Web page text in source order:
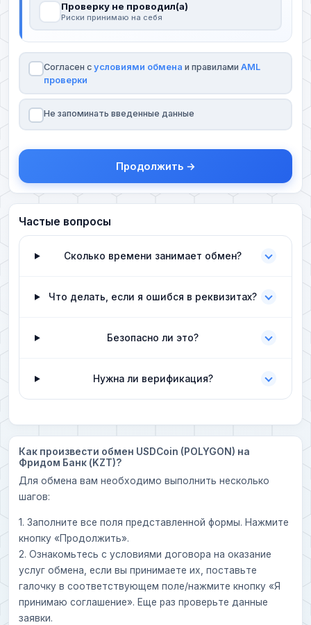
Проверку не проводил(а)
Риски принимаю на себя
Согласен с условиями обмена и правилами AML
проверки
Не запоминать введенные данные
Продолжить →
Частые вопросы
Сколько времени занимает обмен?
Что делать, если я ошибся в реквизитах?
Безопасно ли это?
Нужна ли верификация?
Как произвести обмен USDCoin (POLYGON) на
Фридом Банк (KZT)?
Для обмена вам необходимо выполнить несколько
шагов:
1. Заполните все поля представленной формы. Нажмите
кнопку «Продолжить».
2. Ознакомьтесь с условиями договора на оказание
услуг обмена, если вы принимаете их, поставьте
галочку в соответствующем поле/нажмите кнопку «Я
принимаю соглашение». Еще раз проверьте данные
заявки.